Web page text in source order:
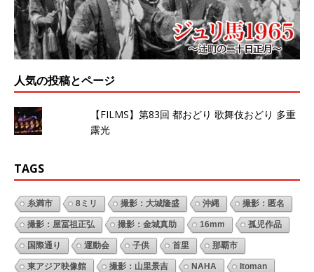
人気の投稿とページ
【FILMS】第83回 都おどり 歌舞伎おどり 多重
露光
TAGS
糸満市 8ミリ 撮影：大城隆盛 沖縄 撮影：匿名
撮影：屋冨祖正弘 撮影：金城真助 16mm 孤児作品
国際通り 運動会 子供 首里 那覇市
東アジア映像館 撮影：山里景吉 NAHA Itoman